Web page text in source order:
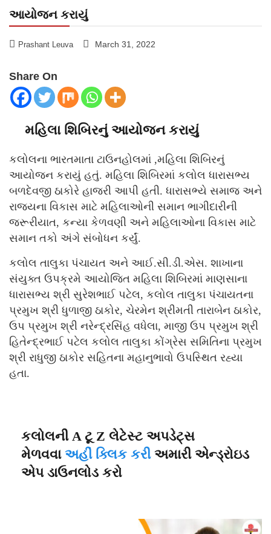
આયોજન કરાયું
Prashant Leuva March 31, 2022
Share On
મહિલા શિબિરનું આયોજન કરાયું
કલોલના ભારતમાતા ટાઉનહોલમાં ,મહિલા શિબિરનું
આયોજન કરાયું હતું. મહિલા શિબિરમાં કલોલ ધારાસભ્ય
બળદેવજી ઠાકોરે હાજરી આપી હતી. ધારાસભ્યે સમાજ અને
રાજ્યના વિકાસ માટે મહિલાઓની સમાન ભાગીદારીની
જરૂરીયાત, કન્યા કેળવણી અને મહિલાઓના વિકાસ માટે
સમાન તકો અંગે સંબોધન કર્યું.
કલોલ તાલુકા પંચાયત અને આઈ.સી.ડી.એસ. શાખાના
સંયુક્ત ઉપક્રમે આયોજિત મહિલા શિબિરમાં માણસાના
ધારાસભ્ય શ્રી સુરેશભાઈ પટેલ, કલોલ તાલુકા પંચાયતના
પ્રમુખ શ્રી ધુળાજી ઠાકોર, ચેરમેન શ્રીમતી તારાબેન ઠાકોર,
ઉપ પ્રમુખ શ્રી નરેન્દ્રસિંહ વધેલા, માજી ઉપ પ્રમુખ શ્રી
હિતેન્દ્રભાઈ પટેલ કલોલ તાલુકા કોંગ્રેસ સમિતિના પ્રમુખ
શ્રી રાધુજી ઠાકોર સહિતના મહાનુભાવો ઉપસ્થિત રહ્યા
હતા.
કલોલની A ટૂ Z લેટેસ્ટ અપડેટ્સ
મેળવવા અહીં ક્લિક કરીઅમારી એન્ડ્રોઇડ
એપ ડાઉનલોડ કરો